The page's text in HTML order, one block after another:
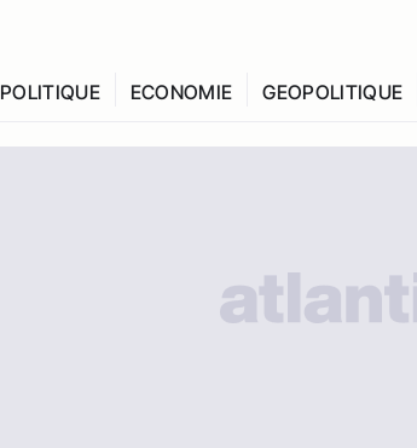
POLITIQUE ECONOMIE GEOPOLITIQUE